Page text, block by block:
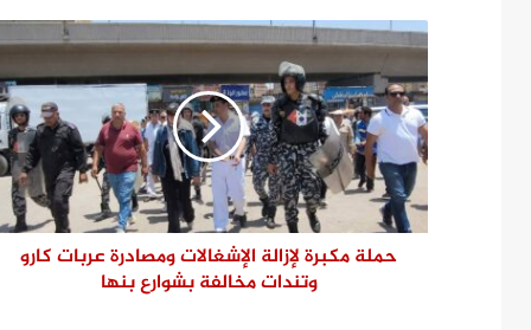
حملة مكبرة لإزالة الإشغالات ومصادرة عربات كارو
وتندات مخالفة بشوارع بنها